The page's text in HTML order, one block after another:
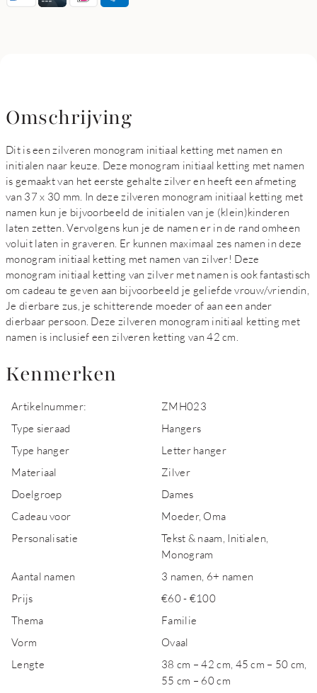
Omschrijving
Dit is een zilveren monogram initiaal ketting met namen en
initialen naar keuze. Deze monogram initiaal ketting met namen
is gemaakt van het eerste gehalte zilver en heeft een afmeting
van 37 x 30 mm. In deze zilveren monogram initiaal ketting met
namen kun je bijvoorbeeld de initialen van je (klein)kinderen
laten zetten. Vervolgens kun je de namen er in de rand omheen
voluit laten in graveren. Er kunnen maximaal zes namen in deze
monogram initiaal ketting met namen van zilver! Deze
monogram initiaal ketting van zilver met namen is ook fantastisch
om cadeau te geven aan bijvoorbeeld je geliefde vrouw/vriendin,
Je dierbare zus, je schitterende moeder of aan een ander
dierbaar persoon. Deze zilveren monogram initiaal ketting met
namen is inclusief een zilveren ketting van 42 cm.
Kenmerken
Artikelnummer:
ZMH023
Type sieraad
Hangers
Type hanger
Letter hanger
Materiaal
Zilver
Doelgroep
Dames
Cadeau voor
Moeder, Oma
Personalisatie
Tekst & naam, Initialen,
Monogram
Aantal namen
3 namen, 6+ namen
Prijs
€60 - €100
Thema
Familie
Vorm
Ovaal
Lengte
38 cm – 42 cm, 45 cm – 50 cm,
55 cm – 60 cm